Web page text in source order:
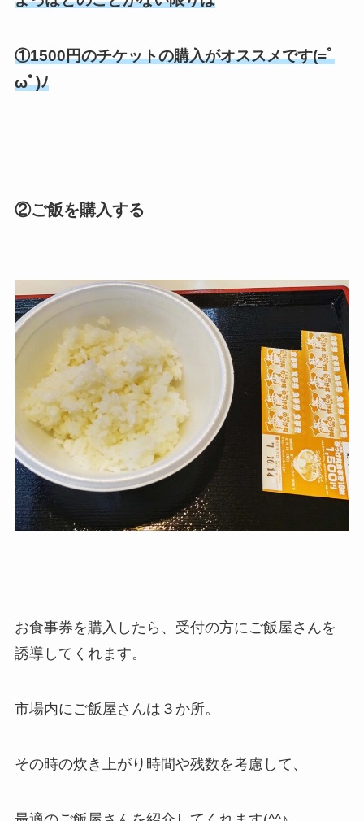
①1500円のチケットの購入がオススメです(=ﾟ
ωﾟ)ﾉ
②ご飯を購入する
お食事券を購入したら、受付の方にご飯屋さんを
誘導してくれます。
市場内にご飯屋さんは３か所。
その時の炊き上がり時間や残数を考慮して、